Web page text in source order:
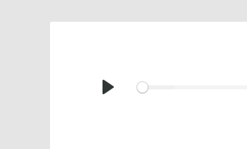
Play